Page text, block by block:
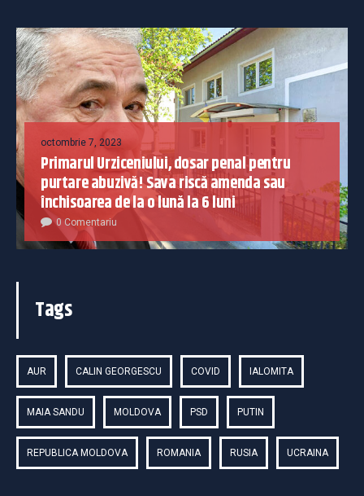
octombrie 7, 2023
Primarul Urziceniului, dosar penal pentru
purtare abuzivă! Sava riscă amenda sau
închisoarea de la o lună la 6 luni
0 Comentariu
Tags
AUR CALIN GEORGESCU COVID IALOMITA
MAIA SANDU MOLDOVA PSD PUTIN
REPUBLICA MOLDOVA ROMANIA RUSIA UCRAINA